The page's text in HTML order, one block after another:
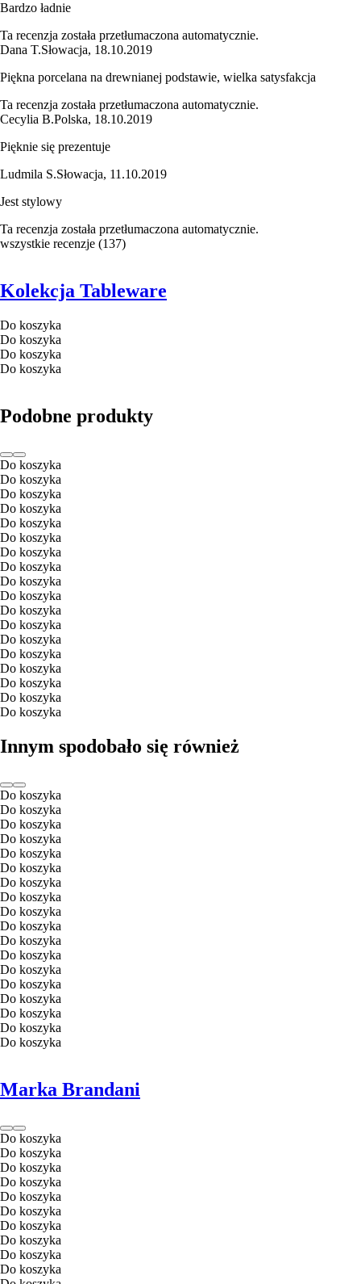
Bardzo ładnie
Ta recenzja została przetłumaczona automatycznie.
Dana T.Słowacja, 18.10.2019
Piękna porcelana na drewnianej podstawie, wielka satysfakcja
Ta recenzja została przetłumaczona automatycznie.
Cecylia B.Polska, 18.10.2019
Pięknie się prezentuje
Ludmila S.Słowacja, 11.10.2019
Jest stylowy
Ta recenzja została przetłumaczona automatycznie.
wszystkie recenzje (137)
Kolekcja Tableware
Do koszyka
Do koszyka
Do koszyka
Do koszyka
Podobne produkty
Do koszyka
Do koszyka
Do koszyka
Do koszyka
Do koszyka
Do koszyka
Do koszyka
Do koszyka
Do koszyka
Do koszyka
Do koszyka
Do koszyka
Do koszyka
Do koszyka
Do koszyka
Do koszyka
Do koszyka
Do koszyka
Innym spodobało się również
Do koszyka
Do koszyka
Do koszyka
Do koszyka
Do koszyka
Do koszyka
Do koszyka
Do koszyka
Do koszyka
Do koszyka
Do koszyka
Do koszyka
Do koszyka
Do koszyka
Do koszyka
Do koszyka
Do koszyka
Do koszyka
Marka Brandani
Do koszyka
Do koszyka
Do koszyka
Do koszyka
Do koszyka
Do koszyka
Do koszyka
Do koszyka
Do koszyka
Do koszyka